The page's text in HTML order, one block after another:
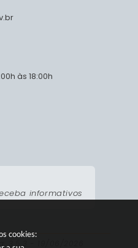
cookies:
às 18:00h
informativos